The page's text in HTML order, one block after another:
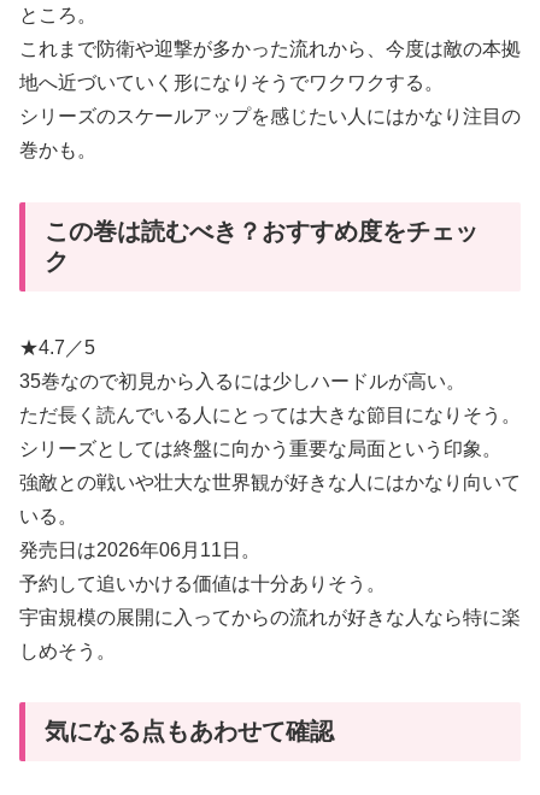
ところ。
これまで防衛や迎撃が多かった流れから、今度は敵の本拠
地へ近づいていく形になりそうでワクワクする。
シリーズのスケールアップを感じたい人にはかなり注目の
巻かも。
この巻は読むべき？おすすめ度をチェッ
ク
★4.7／5
35巻なので初見から入るには少しハードルが高い。
ただ長く読んでいる人にとっては大きな節目になりそう。
シリーズとしては終盤に向かう重要な局面という印象。
強敵との戦いや壮大な世界観が好きな人にはかなり向いて
いる。
発売日は2026年06月11日。
予約して追いかける価値は十分ありそう。
宇宙規模の展開に入ってからの流れが好きな人なら特に楽
しめそう。
気になる点もあわせて確認